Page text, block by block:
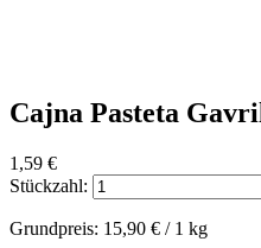
Cajna Pasteta
1,59 €
Stückzahl:
Grundpreis: 15,90 € / 1 kg